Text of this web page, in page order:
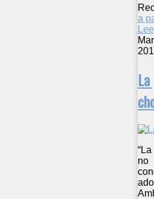
a
no